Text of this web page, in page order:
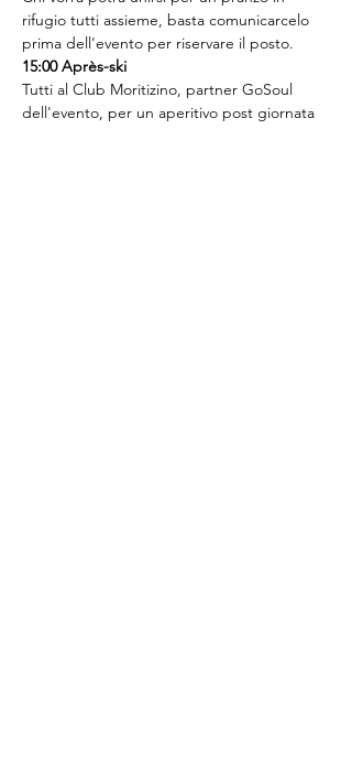
rifugio tutti assieme, basta comunicarcelo
prima dell'evento per riservare il posto.
15:00 Après-ski
Tutti al Club Moritizino, partner GoSoul
dell'evento, per un aperitivo post giornata